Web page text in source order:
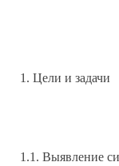
1. Цели и задачи
1.1. Выявление